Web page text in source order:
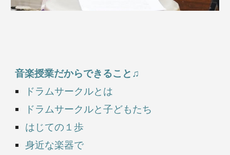
音楽授業だからできること♫
ドラムサークルとは
ドラムサークルと子どもたち
はじての１歩
身近な楽器で